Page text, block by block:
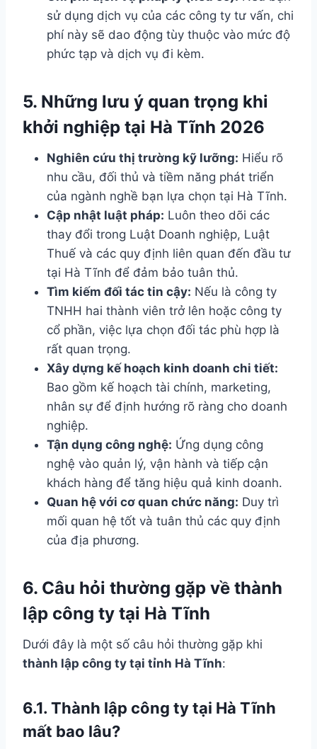
sử dụng dịch vụ của các công ty tư vấn, chi
phí này sẽ dao động tùy thuộc vào mức độ
phức tạp và dịch vụ đi kèm.
5. Những lưu ý quan trọng khi
khởi nghiệp tại Hà Tĩnh 2026
Nghiên cứu thị trường kỹ lưỡng: Hiểu rõ
nhu cầu, đối thủ và tiềm năng phát triển
của ngành nghề bạn lựa chọn tại Hà Tĩnh.
Cập nhật luật pháp: Luôn theo dõi các
thay đổi trong Luật Doanh nghiệp, Luật
Thuế và các quy định liên quan đến đầu tư
tại Hà Tĩnh để đảm bảo tuân thủ.
Tìm kiếm đối tác tin cậy: Nếu là công ty
TNHH hai thành viên trở lên hoặc công ty
cổ phần, việc lựa chọn đối tác phù hợp là
rất quan trọng.
Xây dựng kế hoạch kinh doanh chi tiết:
Bao gồm kế hoạch tài chính, marketing,
nhân sự để định hướng rõ ràng cho doanh
nghiệp.
Tận dụng công nghệ: Ứng dụng công
nghệ vào quản lý, vận hành và tiếp cận
khách hàng để tăng hiệu quả kinh doanh.
Quan hệ với cơ quan chức năng: Duy trì
mối quan hệ tốt và tuân thủ các quy định
của địa phương.
6. Câu hỏi thường gặp về thành
lập công ty tại Hà Tĩnh
Dưới đây là một số câu hỏi thường gặp khi
thành lập công ty tại tỉnh Hà Tĩnh:
6.1. Thành lập công ty tại Hà Tĩnh
mất bao lâu?